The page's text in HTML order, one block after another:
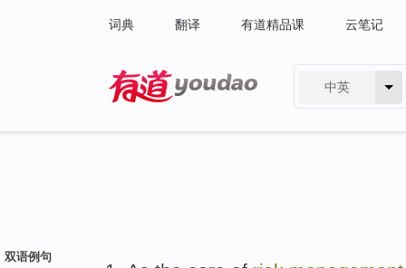
词典 翻译 有道精品课 云笔记
中英
双语例句